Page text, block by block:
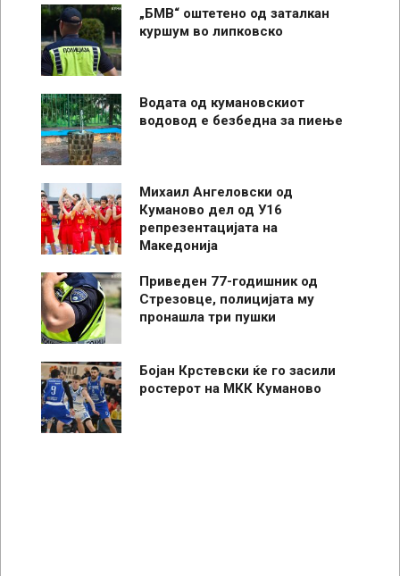
„БМВ“ оштетено од заталкан
куршум во липковско
Водата од кумановскиот
водовод е безбедна за пиење
Михаил Ангеловски од
Куманово дел од У16
репрезентацијата на
Македонија
Приведен 77-годишник од
Стрезовце, полицијата му
пронашла три пушки
Бојан Крстевски ќе го засили
ростерот на МКК Куманово